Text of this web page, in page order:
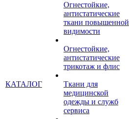
КАТАЛОГ
Огнестойкие,
антистатические
ткани повышенной
видимости
Огнестойкие,
антистатические
трикотаж и флис
Ткани для
медицинской
одежды и служб
сервиса